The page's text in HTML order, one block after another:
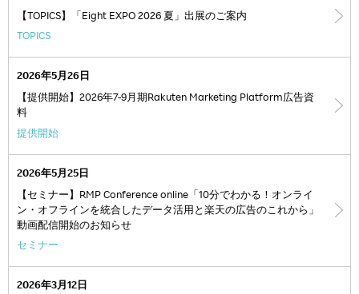
【TOPICS】「Eight EXPO 2026 夏」出展のご案内
TOPICS
2026年5月26日
【提供開始】2026年7-9月期Rakuten Marketing Platform広告資
料
提供開始
2026年5月25日
【セミナー】RMP Conference online「10分でわかる！オンライ
ン・オフラインを統合したデータ活用と楽天の広告のこれから」
動画配信開始のお知らせ
セミナー
2026年3月12日